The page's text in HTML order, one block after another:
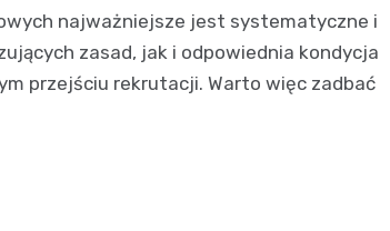
najważniejsze jest systematyczne i
zasad, jak i odpowiednia kondycja
przejściu rekrutacji. Warto więc zadbać